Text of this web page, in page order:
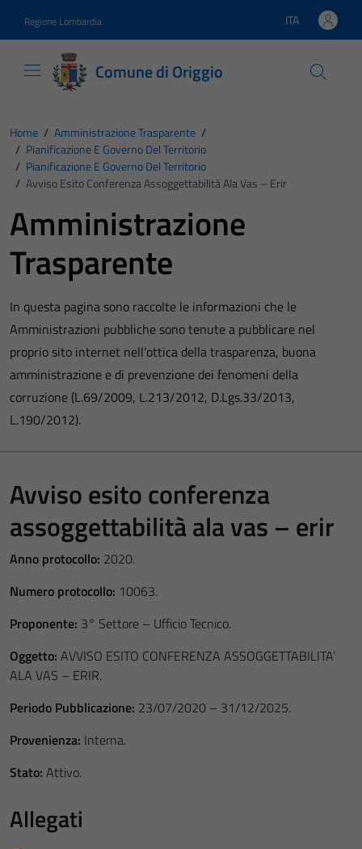
Regione Lombardia Lingua attiva:
ITA
Comune di Origgio
Home / Amministrazione Trasparente /
/ Pianificazione E Governo Del Territorio
/ Pianificazione E Governo Del Territorio
/ Avviso Esito Conferenza Assoggettabilità Ala Vas – Erir
Amministrazione
Trasparente
In questa pagina sono raccolte le informazioni che le
Amministrazioni pubbliche sono tenute a pubblicare nel
proprio sito internet nell’ottica della trasparenza, buona
amministrazione e di prevenzione dei fenomeni della
corruzione (L.69/2009, L.213/2012, D.Lgs.33/2013,
L.190/2012).
Avviso esito conferenza
assoggettabilità ala vas – erir
Anno protocollo: 2020.
Numero protocollo: 10063.
Proponente: 3° Settore – Ufficio Tecnico.
Oggetto: AVVISO ESITO CONFERENZA ASSOGGETTABILITA’
ALA VAS – ERIR.
Periodo Pubblicazione: 23/07/2020 – 31/12/2025.
Provenienza: Interna.
Stato: Attivo.
Allegati